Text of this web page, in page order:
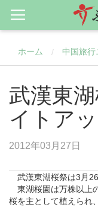
ホーム / 中国旅行
武漢東
イトア
2012年03月27日
武漢東湖桜祭は3月
東湖桜園は万株以上
桜を主として植えられ